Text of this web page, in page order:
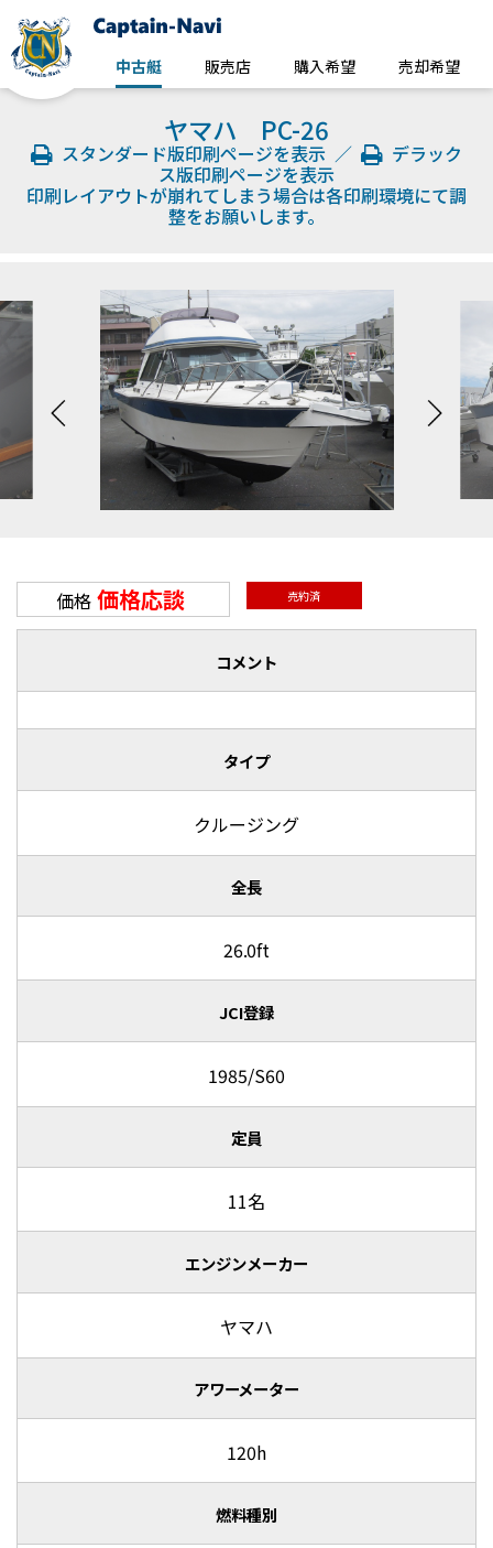
中古艇 販売店 購入希望 売却希望
ヤマハ PC-26
スタンダード版印刷ページを表示 ／
デラック
ス版印刷ページを表示
印刷レイアウトが崩れてしまう場合は各印刷環境にて調
整をお願いします。
価格 価格応談 売約済
コメント
タイプ
クルージング
全長
26.0ft
JCI登録
1985/S60
定員
11名
エンジンメーカー
ヤマハ
アワーメーター
120h
燃料種別